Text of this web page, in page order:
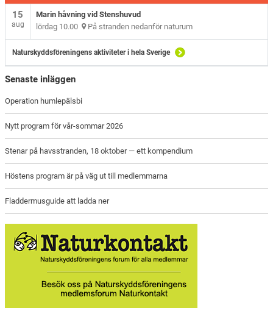
15
aug
Marin håvning vid Stenshuvud
lördag 10.00 På stranden nedanför naturum
Naturskyddsföreningens aktiviteter i hela Sverige
Senaste inläggen
Operation humlepälsbi
Nytt program för vår-sommar 2026
Stenar på havsstranden, 18 oktober — ett kompendium
Höstens program är på väg ut till medlemmarna
Fladdermusguide att ladda ner